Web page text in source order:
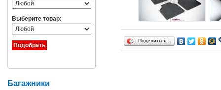
Поделиться…
Выберите товар:
Багажники